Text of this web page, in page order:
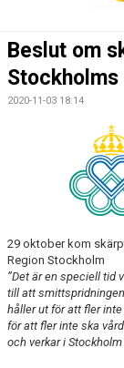
BILDGALLERI
ARKIV
Beslut om
Stockholms
2020-11-03 18:14
29 oktober kom
Region Stockholm
”Det är en speciell tid
till att
håller ut för att fler
för att fler inte ska
och verkar i